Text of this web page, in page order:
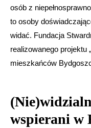
osób z
to osoby
widać. Fundacja
realizowanego projektu
mieszkańców
wspierani w